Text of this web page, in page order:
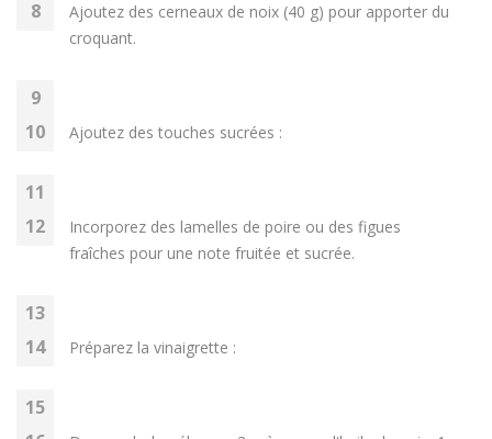
Ajoutez des cerneaux de noix (40 g) pour apporter du
croquant.
Ajoutez des touches sucrées :
Incorporez des lamelles de poire ou des figues
fraîches pour une note fruitée et sucrée.
Préparez la vinaigrette :